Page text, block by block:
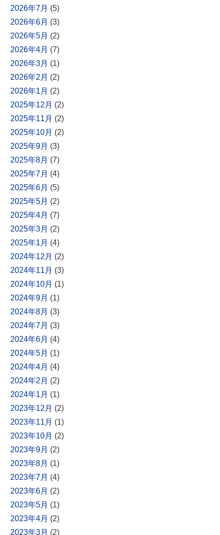
2026年7月 (5)
2026年6月 (3)
2026年5月 (2)
2026年4月 (7)
2026年3月 (1)
2026年2月 (2)
2026年1月 (2)
2025年12月 (2)
2025年11月 (2)
2025年10月 (2)
2025年9月 (3)
2025年8月 (7)
2025年7月 (4)
2025年6月 (5)
2025年5月 (2)
2025年4月 (7)
2025年3月 (2)
2025年1月 (4)
2024年12月 (2)
2024年11月 (3)
2024年10月 (1)
2024年9月 (1)
2024年8月 (3)
2024年7月 (3)
2024年6月 (4)
2024年5月 (1)
2024年4月 (4)
2024年2月 (2)
2024年1月 (1)
2023年12月 (2)
2023年11月 (1)
2023年10月 (2)
2023年9月 (2)
2023年8月 (1)
2023年7月 (4)
2023年6月 (2)
2023年5月 (1)
2023年4月 (2)
2023年3月 (2)